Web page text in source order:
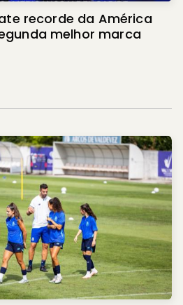
recorde da América
melhor marca